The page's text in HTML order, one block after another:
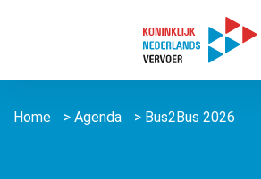
Home > Agenda > Bus2Bus 2026